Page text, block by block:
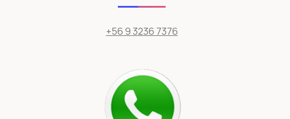
+56 9 3236 7376